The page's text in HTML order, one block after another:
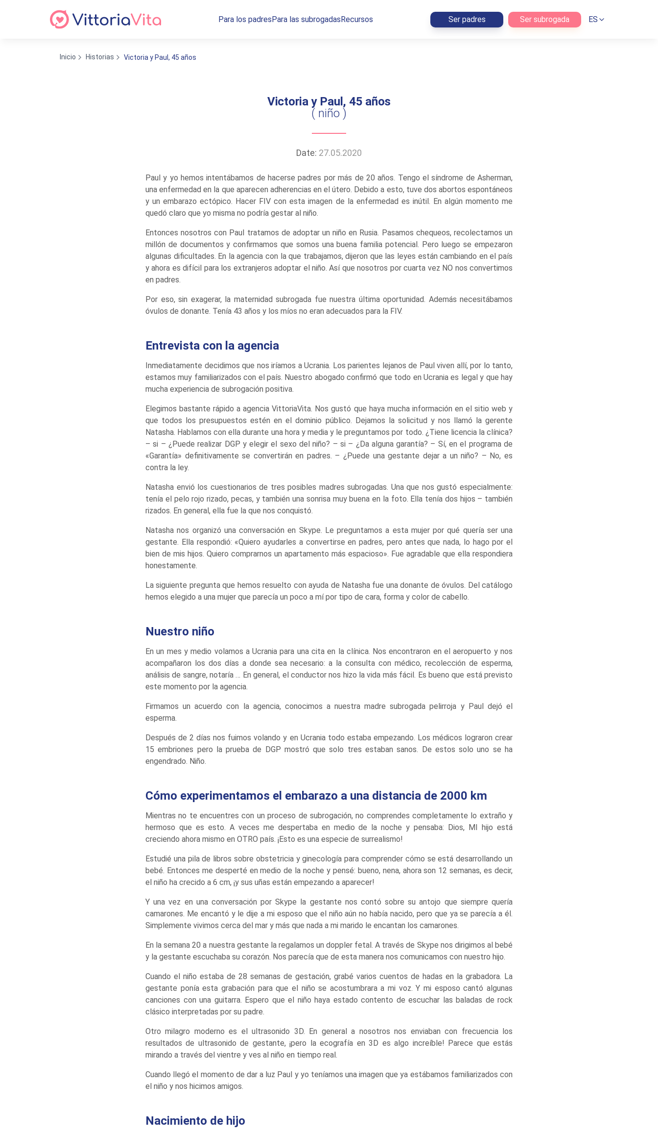
Para los padresPara las subrogadasRecursos Ser padres Ser subrogada ES
Inicio Historias Victoria y Paul, 45 años
Victoria y Paul, 45 años
( niño )
Date: 27.05.2020
Paul y yo hemos intentábamos de hacerse padres por más de 20 años. Tengo el síndrome de Asherman,
una enfermedad en la que aparecen adherencias en el útero. Debido a esto, tuve dos abortos espontáneos
y un embarazo ectópico. Hacer FIV con esta imagen de la enfermedad es inútil. En algún momento me
quedó claro que yo misma no podría gestar al niño.
Entonces nosotros con Paul tratamos de adoptar un niño en Rusia. Pasamos chequeos, recolectamos un
millón de documentos y confirmamos que somos una buena familia potencial. Pero luego se empezaron
algunas dificultades. En la agencia con la que trabajamos, dijeron que las leyes están cambiando en el país
y ahora es difícil para los extranjeros adoptar el niño. Así que nosotros por cuarta vez NO nos convertimos
en padres.
Por eso, sin exagerar, la maternidad subrogada fue nuestra última oportunidad. Además necesitábamos
óvulos de donante. Tenía 43 años y los míos no eran adecuados para la FIV.
Entrevista con la agencia
Inmediatamente decidimos que nos iríamos a Ucrania. Los parientes lejanos de Paul viven allí, por lo tanto,
estamos muy familiarizados con el país. Nuestro abogado confirmó que todo en Ucrania es legal y que hay
mucha experiencia de subrogación positiva.
Elegimos bastante rápido a agencia VittoriaVita. Nos gustó que haya mucha información en el sitio web y
que todos los presupuestos estén en el dominio público. Dejamos la solicitud y nos llamó la gerente
Natasha. Hablamos con ella durante una hora y media y le preguntamos por todo. ¿Tiene licencia la clínica?
– si – ¿Puede realizar DGP y elegir el sexo del niño? – si – ¿Da alguna garantía? – Sí, en el programa de
«Garantía» definitivamente se convertirán en padres. – ¿Puede una gestante dejar a un niño? – No, es
contra la ley.
Natasha envió los cuestionarios de tres posibles madres subrogadas. Una que nos gustó especialmente:
tenía el pelo rojo rizado, pecas, y también una sonrisa muy buena en la foto. Ella tenía dos hijos – también
rizados. En general, ella fue la que nos conquistó.
Natasha nos organizó una conversación en Skype. Le preguntamos a esta mujer por qué quería ser una
gestante. Ella respondió: «Quiero ayudarles a convertirse en padres, pero antes que nada, lo hago por el
bien de mis hijos. Quiero comprarnos un apartamento más espacioso». Fue agradable que ella respondiera
honestamente.
La siguiente pregunta que hemos resuelto con ayuda de Natasha fue una donante de óvulos. Del catálogo
hemos elegido a una mujer que parecía un poco a mí por tipo de cara, forma y color de cabello.
Nuestro niño
En un mes y medio volamos a Ucrania para una cita en la clínica. Nos encontraron en el aeropuerto y nos
acompañaron los dos días a donde sea necesario: a la consulta con médico, recolección de esperma,
análisis de sangre, notaría … En general, el conductor nos hizo la vida más fácil. Es bueno que está previsto
este momento por la agencia.
Firmamos un acuerdo con la agencia, conocimos a nuestra madre subrogada pelirroja y Paul dejó el
esperma.
Después de 2 días nos fuimos volando y en Ucrania todo estaba empezando. Los médicos lograron crear
15 embriones pero la prueba de DGP mostró que solo tres estaban sanos. De estos solo uno se ha
engendrado. Niño.
Cómo experimentamos el embarazo a una distancia de 2000 km
Mientras no te encuentres con un proceso de subrogación, no comprendes completamente lo extraño y
hermoso que es esto. A veces me despertaba en medio de la noche y pensaba: Dios, MI hijo está
creciendo ahora mismo en OTRO país. ¡Esto es una especie de surrealismo!
Estudié una pila de libros sobre obstetricia y ginecología para comprender cómo se está desarrollando un
bebé. Entonces me desperté en medio de la noche y pensé: bueno, nena, ahora son 12 semanas, es decir,
el niño ha crecido a 6 cm, ¡y sus uñas están empezando a aparecer!
Y una vez en una conversación por Skype la gestante nos contó sobre su antojo que siempre quería
camarones. Me encantó y le dije a mi esposo que el niño aún no había nacido, pero que ya se parecía a él.
Simplemente vivimos cerca del mar y más que nada a mi marido le encantan los camarones.
En la semana 20 a nuestra gestante la regalamos un doppler fetal. A través de Skype nos dirigimos al bebé
y la gestante escuchaba su corazón. Nos parecía que de esta manera nos comunicamos con nuestro hijo.
Cuando el niño estaba de 28 semanas de gestación, grabé varios cuentos de hadas en la grabadora. La
gestante ponía esta grabación para que el niño se acostumbrara a mi voz. Y mi esposo cantó algunas
canciones con una guitarra. Espero que el niño haya estado contento de escuchar las baladas de rock
clásico interpretadas por su padre.
Otro milagro moderno es el ultrasonido 3D. En general a nosotros nos enviaban con frecuencia los
resultados de ultrasonido de gestante, ¡pero la ecografía en 3D es algo increíble! Parece que estás
mirando a través del vientre y ves al niño en tiempo real.
Cuando llegó el momento de dar a luz Paul y yo teníamos una imagen que ya estábamos familiarizados con
el niño y nos hicimos amigos.
Nacimiento de hijo